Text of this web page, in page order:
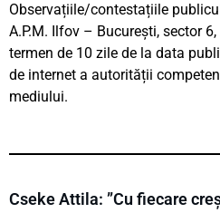
Observațiile/contestațiile
A.P.M. Ilfov – Bucureşti, sector
termen de 10 zile de la data
de internet a autorității
mediului.
Cseke Attila: ”Cu fiecare